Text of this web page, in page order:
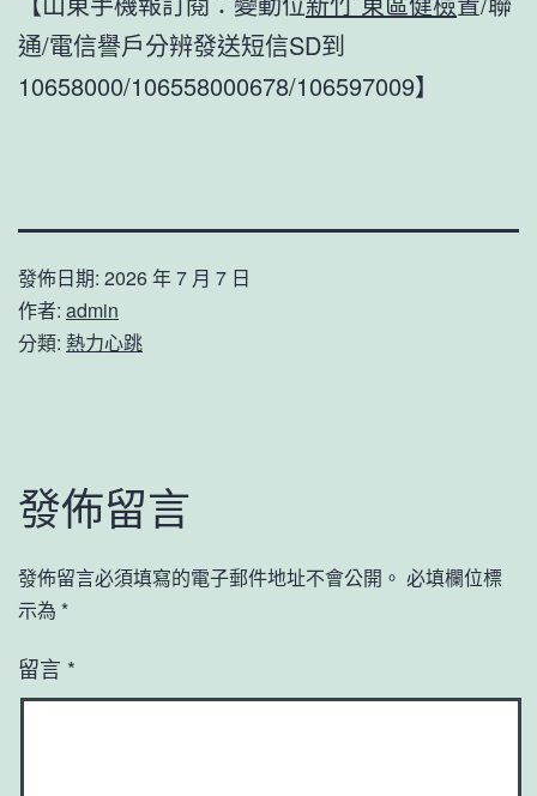
通/電信譽戶分辨發送短信SD到
10658000/106558000678/106597009】
發佈日期: 2026 年 7 月 7 日
作者: admin
分類: 熱力心跳
發佈留言
發佈留言必須填寫的電子郵件地址不會公開。 必填欄位標
示為 *
留言 *